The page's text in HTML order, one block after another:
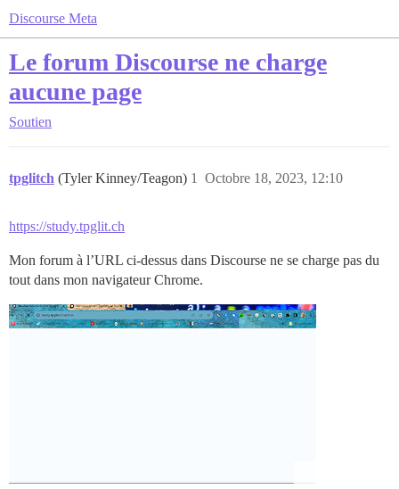
Discourse Meta
Le forum Discourse ne charge
aucune page
Soutien
tpglitch (Tyler Kinney/Teagon) Octobre 18, 2023, 12:10
1
https://study.tpglit.ch
Mon forum à l’URL ci-dessus dans Discourse ne se charge pas du
tout dans mon navigateur Chrome.